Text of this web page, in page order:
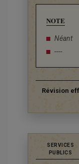
NOTE
Néant
----
Révision
SERVICES
PUBLICS